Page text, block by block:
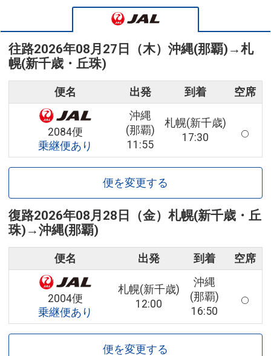
往路2026年08月27日（木） 沖縄(那覇) →札
幌(新千歳・丘珠)
便名 出発 到着 空席
2084便
乗継便あり
沖縄
(那覇)
11:55
札幌(新千歳)
17:30
便を変更する
復路2026年08月28日（金） 札幌(新千歳・丘
珠) →沖縄(那覇)
便名 出発 到着 空席
2004便
乗継便あり
札幌(新千歳)
12:00
沖縄
(那覇)
16:50
便を変更する